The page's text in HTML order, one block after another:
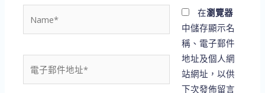
子
在瀏覽器
中儲存顯示名
稱、電子郵件
地址及個人網
站網址，以供
下次發佈留言